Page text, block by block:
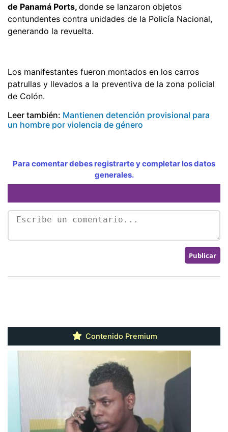
de Panamá Ports, donde se lanzaron objetos
contundentes contra unidades de la Policía Nacional,
generando la revuelta.
Los manifestantes fueron montados en los carros
patrullas y llevados a la preventiva de la zona policial
de Colón.
Leer también: Mantienen detención provisional para
un hombre por violencia de género
Para comentar debes registrarte y completar los datos
generales.
Contenido Premium